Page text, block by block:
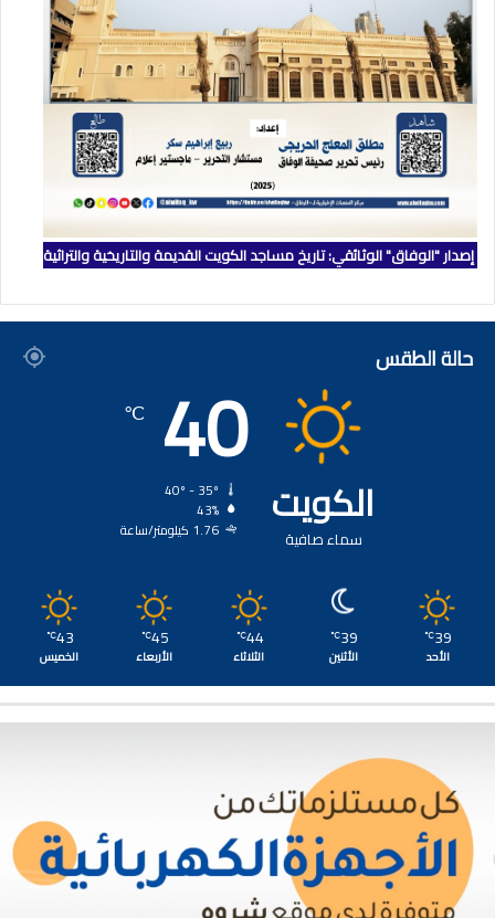
إصدار "الوفاق" الوثائقي: تاريخ مساجد الكويت القديمة والتاريخية والتراثية
حالة الطقس
الكويت
سماء صافية
40
℃
43%
1.76 كيلومتر/ساعة
39
℃
الأحد
39
℃
الأثنين
44
℃
الثلاثاء
45
℃
الأربعاء
43
℃
الخميس